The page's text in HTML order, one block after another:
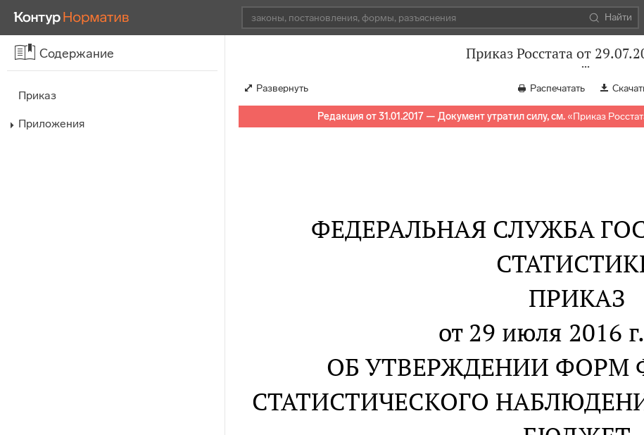
Найти
Содержание
Приказ
Приложения
Приказ Росстата от
Развернуть Распечатать
Редакция от 31.01.2017 — Документ утратил силу, см.«Приказ
ФЕДЕРАЛЬНАЯ СЛУЖБА
ПРИКАЗ
от 29 июля 2016
ОБ УТВЕРЖДЕНИИ ФОРМ
СТАТИСТИЧЕСКОГО